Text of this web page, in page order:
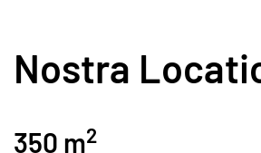
Nostra
350 m2